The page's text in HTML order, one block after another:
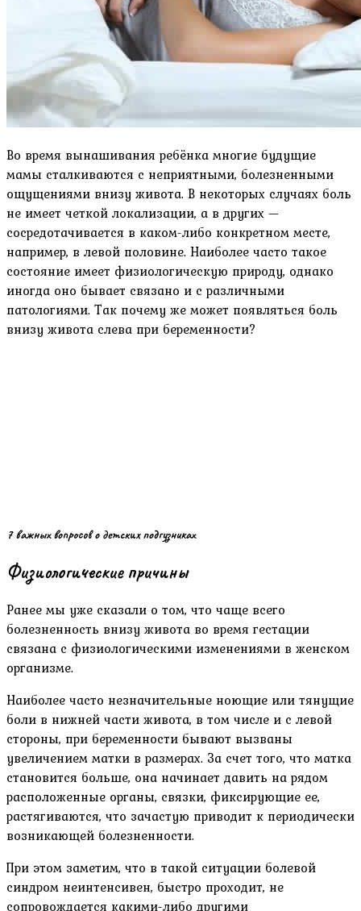
Во время вынашивания ребёнка многие будущие
мамы сталкиваются с неприятными, болезненными
ощущениями внизу живота. В некоторых случаях боль
не имеет четкой локализации, а в других —
сосредотачивается в каком-либо конкретном месте,
например, в левой половине. Наиболее часто такое
состояние имеет физиологическую природу, однако
иногда оно бывает связано и с различными
патологиями. Так почему же может появляться боль
внизу живота слева при беременности?
7 важных вопросов о детских подгузниках
Физиологические причины
Ранее мы уже сказали о том, что чаще всего
болезненность внизу живота во время гестации
связана с физиологическими изменениями в женском
организме.
Наиболее часто незначительные ноющие или тянущие
боли в нижней части живота, в том числе и с левой
стороны, при беременности бывают вызваны
увеличением матки в размерах. За счет того, что матка
становится больше, она начинает давить на рядом
расположенные органы, связки, фиксирующие ее,
растягиваются, что зачастую приводит к периодически
возникающей болезненности.
При этом заметим, что в такой ситуации болевой
синдром неинтенсивен, быстро проходит, не
сопровождается какими-либо другими